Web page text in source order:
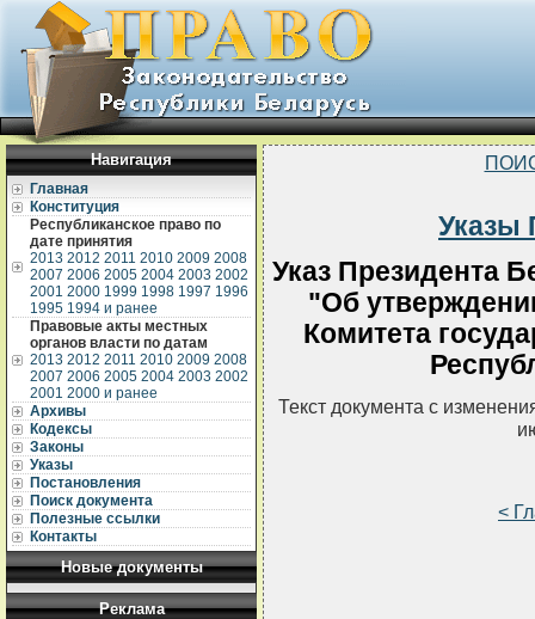
Навигация
Главная
Конституция
Республиканское право по
дате принятия
2013 2012 2011 2010 2009 2008
2007 2006 2005 2004 2003 2002
2001 2000 1999 1998 1997 1996
1995 1994 и ранее
Правовые акты местных
органов власти по датам
2013 2012 2011 2010 2009 2008
2007 2006 2005 2004 2003 2002
2001 2000 и ранее
Архивы
Кодексы
Законы
Указы
Постановления
Поиск документа
Полезные ссылки
Контакты
Новые документы
Реклама
Указы
Указ Президента
"Об
Комитета
Текст документа с
<